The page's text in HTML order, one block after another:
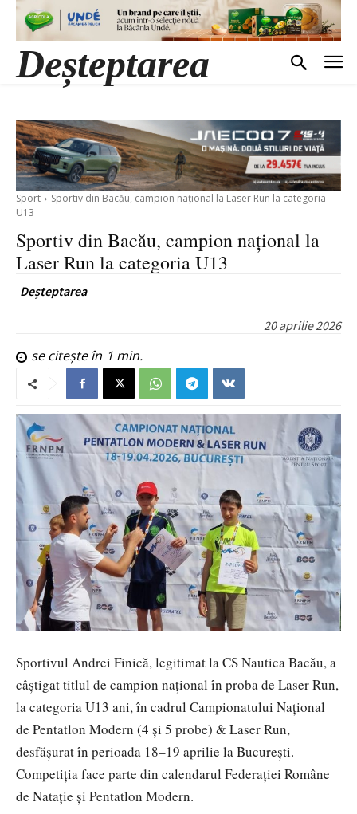
Deșteptarea
Sport
Sportiv din Bacău, campion național la Laser Run la categoria
U13
Sportiv din Bacău, campion național la
Laser Run la categoria U13
Deșteptarea
20 aprilie 2026
se citește în 1 min.
Sportivul Andrei Finică, legitimat la CS Nautica Bacău, a
câștigat titlul de campion național în proba de Laser Run,
la categoria U13 ani, în cadrul Campionatului Național
de Pentatlon Modern (4 și 5 probe) & Laser Run,
desfășurat în perioada 18–19 aprilie la București.
Competiția face parte din calendarul Federației Române
de Natație și Pentatlon Modern.